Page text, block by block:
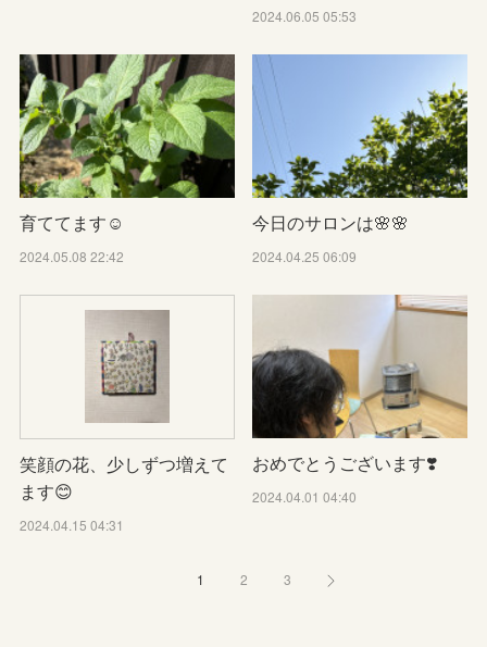
2024.06.05 05:53
育ててます☺️
2024.05.08 22:42
今日のサロンは🌸🌸
2024.04.25 06:09
笑顔の花、少しずつ増えて
ます😊
2024.04.15 04:31
おめでとうございます❣️
2024.04.01 04:40
1 2 3